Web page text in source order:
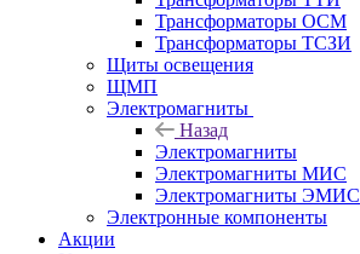
Трансформаторы ОСМ
Трансформаторы ТСЗИ
Щиты освещения
ЩМП
Электромагниты
Назад
Электромагниты
Электромагниты МИС
Электромагниты ЭМИС
Электронные компоненты
Акции